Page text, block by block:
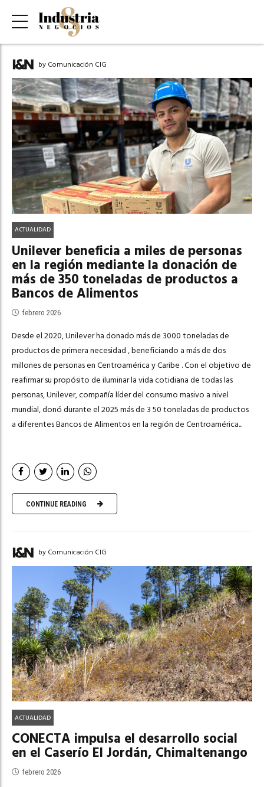
by Comunicación CIG
ACTUALIDAD
Unilever beneficia a miles de personas
en la región mediante la donación de
más de 350 toneladas de productos a
Bancos de Alimentos
febrero 2026
Desde el 2020, Unilever ha donado más de 3000 toneladas de
productos de primera necesidad , beneficiando a más de dos
millones de personas en Centroamérica y Caribe . Con el objetivo de
reafirmar su propósito de iluminar la vida cotidiana de todas las
personas, Unilever, compañía líder del consumo masivo a nivel
mundial, donó durante el 2025 más de 3 50 toneladas de productos
a diferentes Bancos de Alimentos en la región de Centroamérica...
CONTINUE READING
by Comunicación CIG
ACTUALIDAD
CONECTA impulsa el desarrollo social
en el Caserío El Jordán, Chimaltenango
febrero 2026